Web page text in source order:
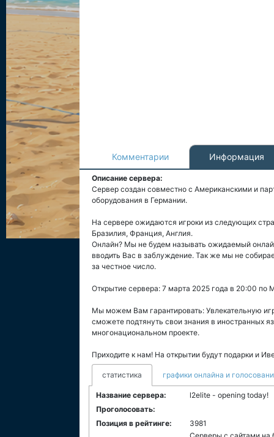
Комментарии Информация
Описание сервера:
Сервер создан совместно с Американскими и
оборудования в Германии.
На сервере ожидаются игроки из следующих
Бразилия, Франция, Англия.
Онлайн? Мы не будем называть ожидаемый
вводить Вас в заблуждение. Так же мы не
за честное число.
Открытие сервера: 7 марта 2025 года в 20:00 по
Мы можем Вам гарантировать: Увлекательную
сможете подтянуть свои знания в иностранных
многонациональном проекте.
Приходите к нам! На открытии будут подарки и
статистика графики онлайна и
Название сервера:
l2elite - opening today!
Проголосовать:
Позиция в рейтинге:
3981